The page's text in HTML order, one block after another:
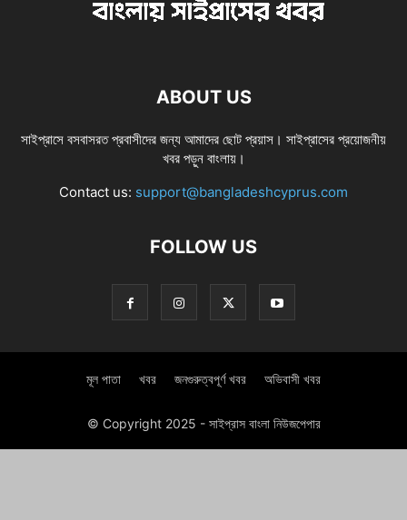
ABOUT US
সাইপ্রাসে বসবাসরত প্রবাসীদের জন্য আমাদের ছোট প্রয়াস। সাইপ্রাসের প্রয়োজনীয়
খবর পড়ুন বাংলায়।
Contact us: support@bangladeshcyprus.com
FOLLOW US
মূল পাতা খবর জনগুরুত্বপূর্ণ খবর অভিবাসী খবর
© Copyright 2025 - সাইপ্রাস বাংলা নিউজপেপার